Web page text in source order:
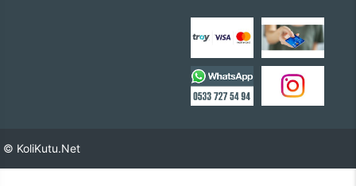
© KoliKutu.Net